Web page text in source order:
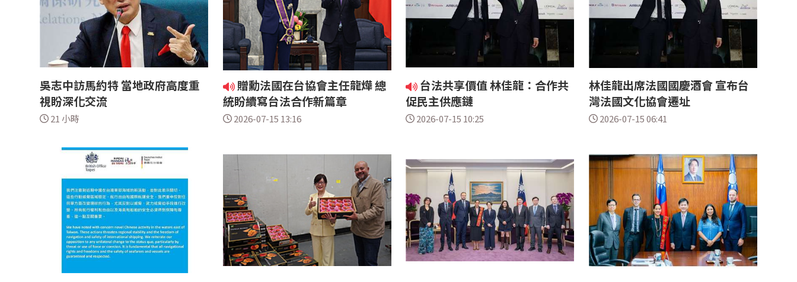
吳志中訪馬約特 當地政府高度重
視盼深化交流
21 小時
贈勳法國在台協會主任龍燁 總
統盼續寫台法合作新篇章
2026-07-15 13:16
台法共享價值 林佳龍：合作共
促民主供應鏈
2026-07-15 10:25
林佳龍出席法國國慶酒會 宣布台
灣法國文化協會遷址
2026-07-15 06:41